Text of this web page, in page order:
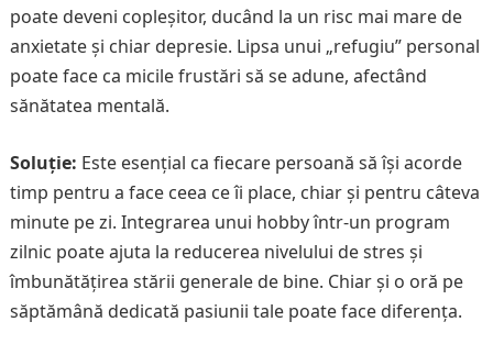
poate deveni copleșitor, ducând la un risc mai mare de
anxietate și chiar depresie. Lipsa unui „refugiu” personal
poate face ca micile frustări să se adune, afectând
sănătatea mentală.
Soluție: Este esențial ca fiecare persoană să își acorde
timp pentru a face ceea ce îi place, chiar și pentru câteva
minute pe zi. Integrarea unui hobby într-un program
zilnic poate ajuta la reducerea nivelului de stres și
îmbunătățirea stării generale de bine. Chiar și o oră pe
săptămână dedicată pasiunii tale poate face diferența.